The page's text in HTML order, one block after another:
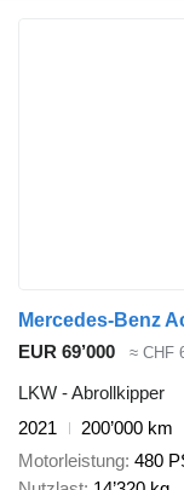
EUR 69’000 ≈ CHF
LKW - Abrollkipper
2021
200’000 km
Motorleistung 480